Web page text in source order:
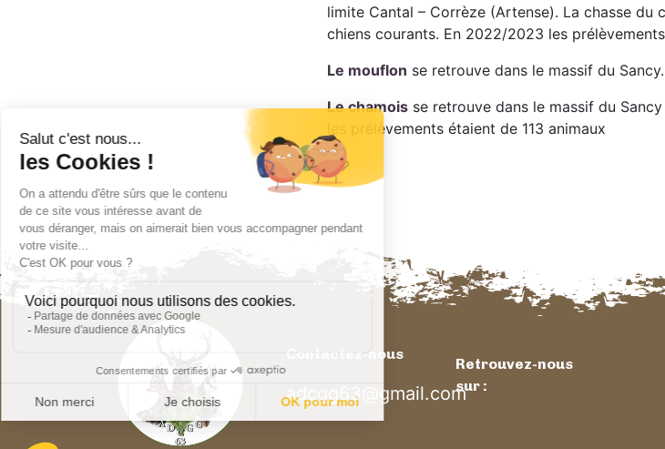
limite Cantal – Corrèze (Artense). La chasse
chiens courants. En 2022/2023 les
Le mouflon se retrouve dans le massif du
Le chamoisse retrouve dans le massif du
les prélèvements étaient de 113 animaux
Contactez-nous
adcgg63@gmail.com
Retrouvez-nous
sur :